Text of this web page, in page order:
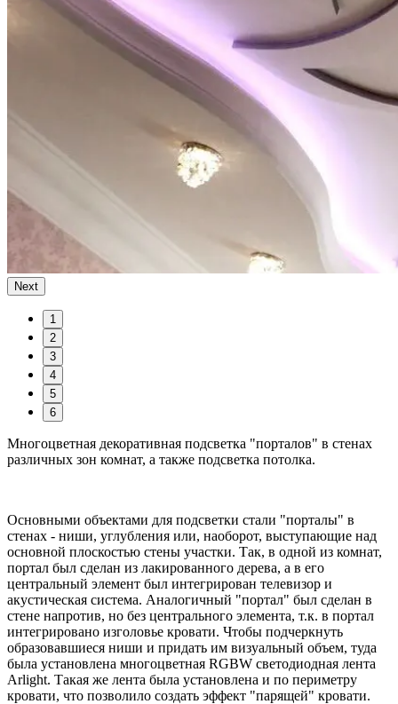
Next
1
2
3
4
5
6
Многоцветная декоративная подсветка "порталов" в стенах
различных зон комнат, а также подсветка потолка.
Основными объектами для подсветки стали "порталы" в
стенах - ниши, углубления или, наоборот, выступающие над
основной плоскостью стены участки. Так, в одной из комнат,
портал был сделан из лакированного дерева, а в его
центральный элемент был интегрирован телевизор и
акустическая система. Аналогичный "портал" был сделан в
стене напротив, но без центрального элемента, т.к. в портал
интегрировано изголовье кровати. Чтобы подчеркнуть
образовавшиеся ниши и придать им визуальный объем, туда
была установлена многоцветная RGBW светодиодная лента
Arlight. Такая же лента была установлена и по периметру
кровати, что позволило создать эффект "парящей" кровати.